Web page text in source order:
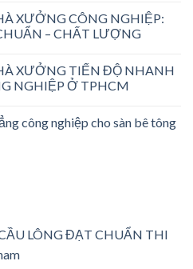
XƯỞNG CÔNG NGHIỆP:
– CHẤT LƯỢNG
XƯỞNG TIẾN ĐỘ NHANH
NGHIỆP Ở TPHCM
công nghiệp cho sàn bê tông
LÔNG ĐẠT CHUẨN THI